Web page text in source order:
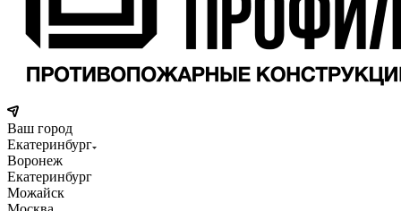
Ваш город
Екатеринбург
Воронеж
Екатеринбург
Можайск